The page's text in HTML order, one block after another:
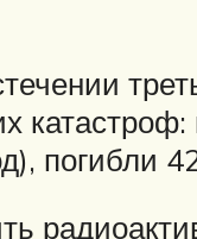
погибли